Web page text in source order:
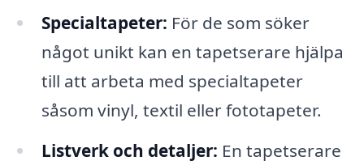
Specialtapeter: För de som söker
något unikt kan en tapetserare hjälpa
till att arbeta med specialtapeter
såsom vinyl, textil eller fototapeter.
Listverk och detaljer: En tapetserare